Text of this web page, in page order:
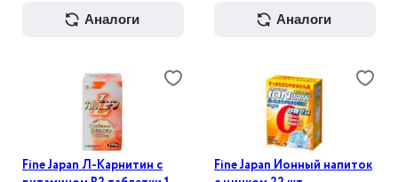
аналоги аналоги
Fine Japan Л-Карнитин с
Fine Japan Ионный напиток